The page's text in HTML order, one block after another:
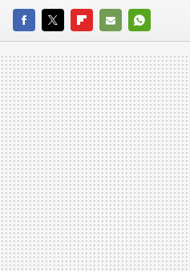
FACEBOOK
TWITTERFLIPBOARD
E-
MAIL
WHATSAPP